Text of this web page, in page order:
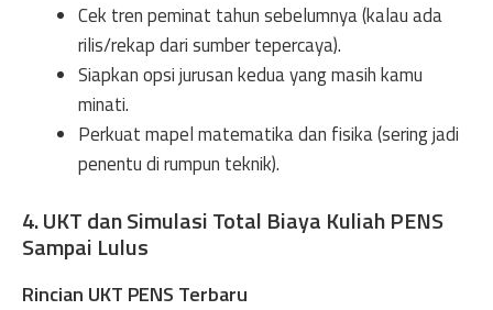
Cek tren peminat tahun sebelumnya (kalau ada
rilis/rekap dari sumber tepercaya).
Siapkan opsi jurusan kedua yang masih kamu
minati.
Perkuat mapel matematika dan fisika (sering jadi
penentu di rumpun teknik).
4. UKT dan Simulasi Total Biaya Kuliah PENS
Sampai Lulus
Rincian UKT PENS Terbaru